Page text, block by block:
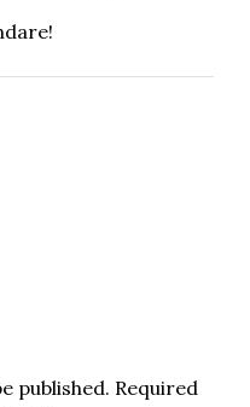
published. Required